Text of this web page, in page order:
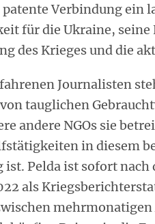
Verbindung ein
für die Ukraine, seine
des Krieges und die
Journalisten
tauglichen
andere NGOs sie
in diesem
ist. Pelda ist sofort
als